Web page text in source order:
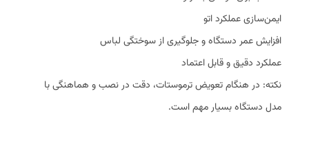
ایمن‌سازی عملکرد اتو
افزایش عمر دستگاه و جلوگیری از سوختگی لباس
عملکرد دقیق و قابل اعتماد
نکته: در هنگام تعویض ترموستات، دقت در نصب و هماهنگی با
مدل دستگاه بسیار مهم است.